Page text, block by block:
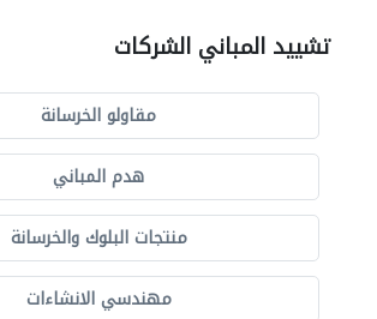
تشييد المباني الشركات
مقاولو الخرسانة
هدم المباني
منتجات البلوك والخرسانة
مهندسي الانشاءات